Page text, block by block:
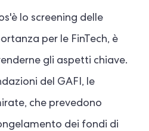
lo screening delle
per le FinTech, è
gli aspetti chiave.
del GAFI, le
che prevedono
dei fondi di